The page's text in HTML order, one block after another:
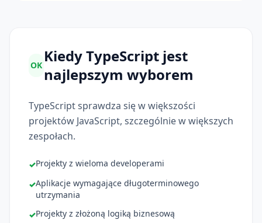
OK Kiedy TypeScript jest
najlepszym wyborem
TypeScript sprawdza się w większości
projektów JavaScript, szczególnie w większych
zespołach.
✓Projekty z wieloma developerami
✓Aplikacje wymagające długoterminowego
utrzymania
✓Projekty z złożoną logiką biznesową